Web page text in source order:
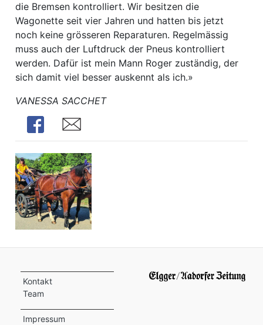
die Bremsen kontrolliert. Wir besitzen die
Wagonette seit vier Jahren und hatten bis jetzt
noch keine grösseren Reparaturen. Regelmässig
muss auch der Luftdruck der Pneus kontrolliert
werden. Dafür ist mein Mann Roger zuständig, der
sich damit viel besser auskennt als ich.»
VANESSA SACCHET
Share
Share
Kontakt
Team
Impressum